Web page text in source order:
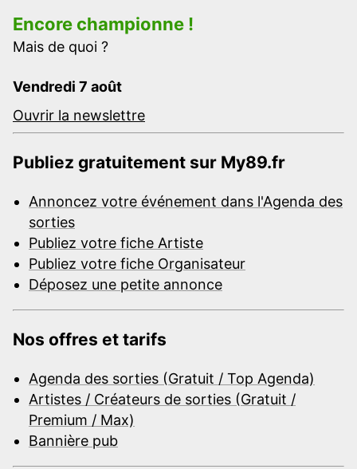
Encore championne !
Mais de quoi ?
Vendredi 7 août
Ouvrir la newslettre
Publiez gratuitement sur My89.fr
Annoncez votre événement dans l'Agenda des
sorties
Publiez votre fiche Artiste
Publiez votre fiche Organisateur
Déposez une petite annonce
Nos offres et tarifs
Agenda des sorties (Gratuit / Top Agenda)
Artistes / Créateurs de sorties (Gratuit /
Premium / Max)
Bannière pub